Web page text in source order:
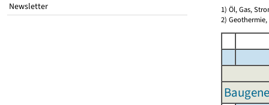
Newsletter
1) Öl, Gas,
2)